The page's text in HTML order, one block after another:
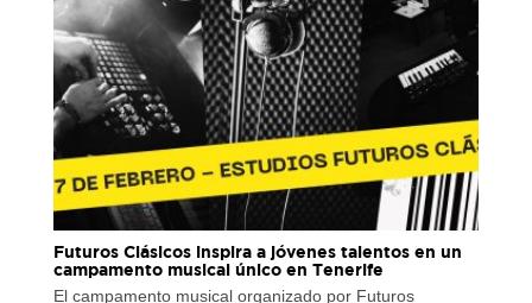
Futuros Clásicos inspira a jóvenes talentos en un
campamento musical único en Tenerife
El campamento musical organizado por Futuros